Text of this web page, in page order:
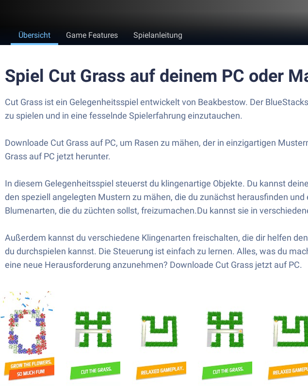
Übersicht Game Features Spielanleitung
Spiel Cut Grass auf deinem PC oder
Cut Grass ist ein Gelegenheitsspiel entwickelt von Beakbestow. Der
zu spielen und in eine fesselnde Spielerfahrung einzutauchen.
Downloade Cut Grass auf PC, um Rasen zu mähen, der in einzigartigen
Grass auf PC jetzt herunter.
In diesem Gelegenheitsspiel steuerst du klingenartige Objekte. Du kannst
den speziell angelegten Mustern zu mähen, die du zunächst herausfinden
Blumenarten, die du züchten sollst, freizumachen.Du kannst sie in
Außerdem kannst du verschiedene Klingenarten freischalten, die dir helfen
du durchspielen kannst. Die Steuerung ist einfach zu lernen. Alles, was du
eine neue Herausforderung anzunehmen? Downloade Cut Grass jetzt auf PC.